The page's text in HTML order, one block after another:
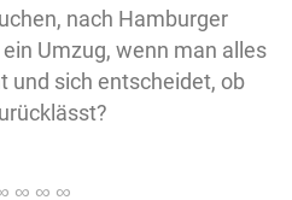
nach Hamburger
Umzug, wenn man alles
und sich entscheidet, ob